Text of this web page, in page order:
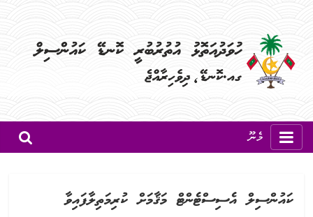
މެނޫ
ކައުންސިލް އެސިސްޓެންޓް މަޤާމަށް ކުރިމަތިލާފައިވާ